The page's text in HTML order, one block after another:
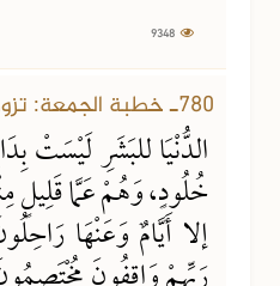
780ـ خطبة الجمعة: تزودوا ليوم المعاد
الدُّنْيَا للبَشَرِ لَيْسَتْ
خُلُودٍ، وَهُمْ عَمَّا قَلِيلٍ
إلا أَيَّامٌ وَعَنْهَا